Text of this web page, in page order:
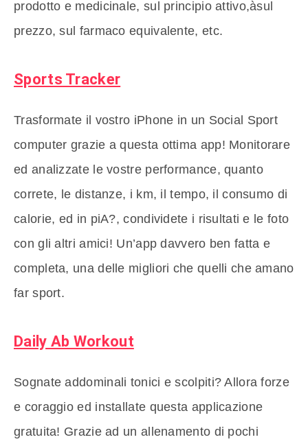
prodotto e medicinale, sul principio attivo,àsul
prezzo, sul farmaco equivalente, etc.
Sports Tracker
Trasformate il vostro iPhone in un Social Sport
computer grazie a questa ottima app! Monitorare
ed analizzate le vostre performance, quanto
correte, le distanze, i km, il tempo, il consumo di
calorie, ed in piA?, condividete i risultati e le foto
con gli altri amici! Un’app davvero ben fatta e
completa, una delle migliori che quelli che amano
far sport.
Daily Ab Workout
Sognate addominali tonici e scolpiti? Allora forze
e coraggio ed installate questa applicazione
gratuita! Grazie ad un allenamento di pochi